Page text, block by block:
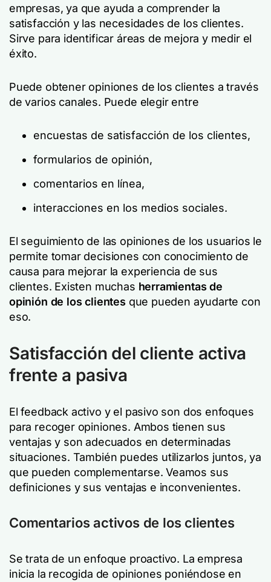
empresas, ya que ayuda a comprender la
satisfacción y las necesidades de los clientes.
Sirve para identificar áreas de mejora y medir el
éxito.
Puede obtener opiniones de los clientes a través
de varios canales. Puede elegir entre
encuestas de satisfacción de los clientes,
formularios de opinión,
comentarios en línea,
interacciones en los medios sociales.
El seguimiento de las opiniones de los usuarios le
permite tomar decisiones con conocimiento de
causa para mejorar la experiencia de sus
clientes. Existen muchas herramientas de
opinión de los clientes que pueden ayudarte con
eso.
Satisfacción del cliente activa
frente a pasiva
El feedback activo y el pasivo son dos enfoques
para recoger opiniones. Ambos tienen sus
ventajas y son adecuados en determinadas
situaciones. También puedes utilizarlos juntos, ya
que pueden complementarse. Veamos sus
definiciones y sus ventajas e inconvenientes.
Comentarios activos de los clientes
Se trata de un enfoque proactivo. La empresa
inicia la recogida de opiniones poniéndose en